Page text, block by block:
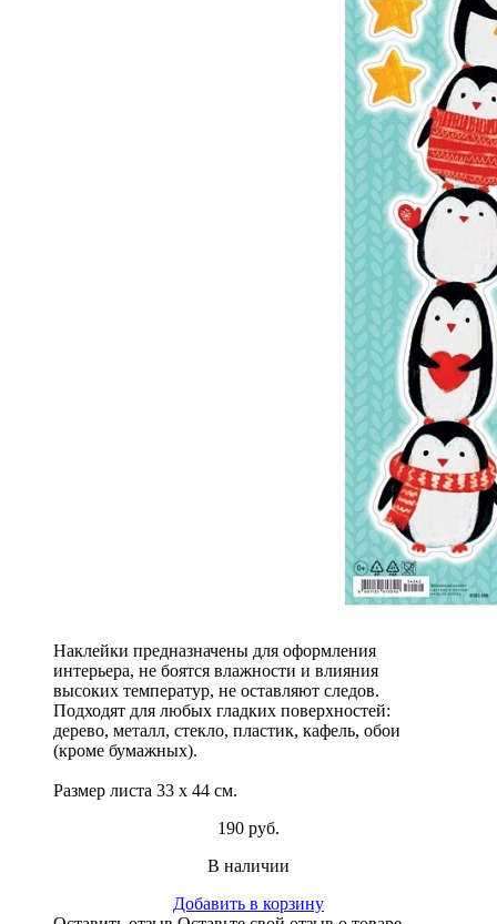
Наклейки предназначены для оформления
интерьера, не боятся влажности и влияния
высоких температур, не оставляют следов.
Подходят для любых гладких поверхностей:
дерево, металл, стекло, пластик, кафель, обои
(кроме бумажных).
Размер листа 33 х 44 см.
190 руб.
В наличии
Добавить в корзину